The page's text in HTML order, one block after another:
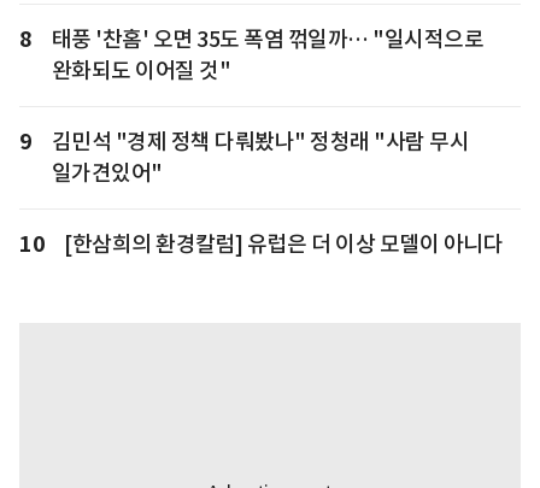
8
태풍 '찬홈' 오면 35도 폭염 꺾일까… "일시적으로
완화되도 이어질 것"
9
김민석 "경제 정책 다뤄봤나" 정청래 "사람 무시
일가견있어"
10 [한삼희의 환경칼럼] 유럽은 더 이상 모델이 아니다